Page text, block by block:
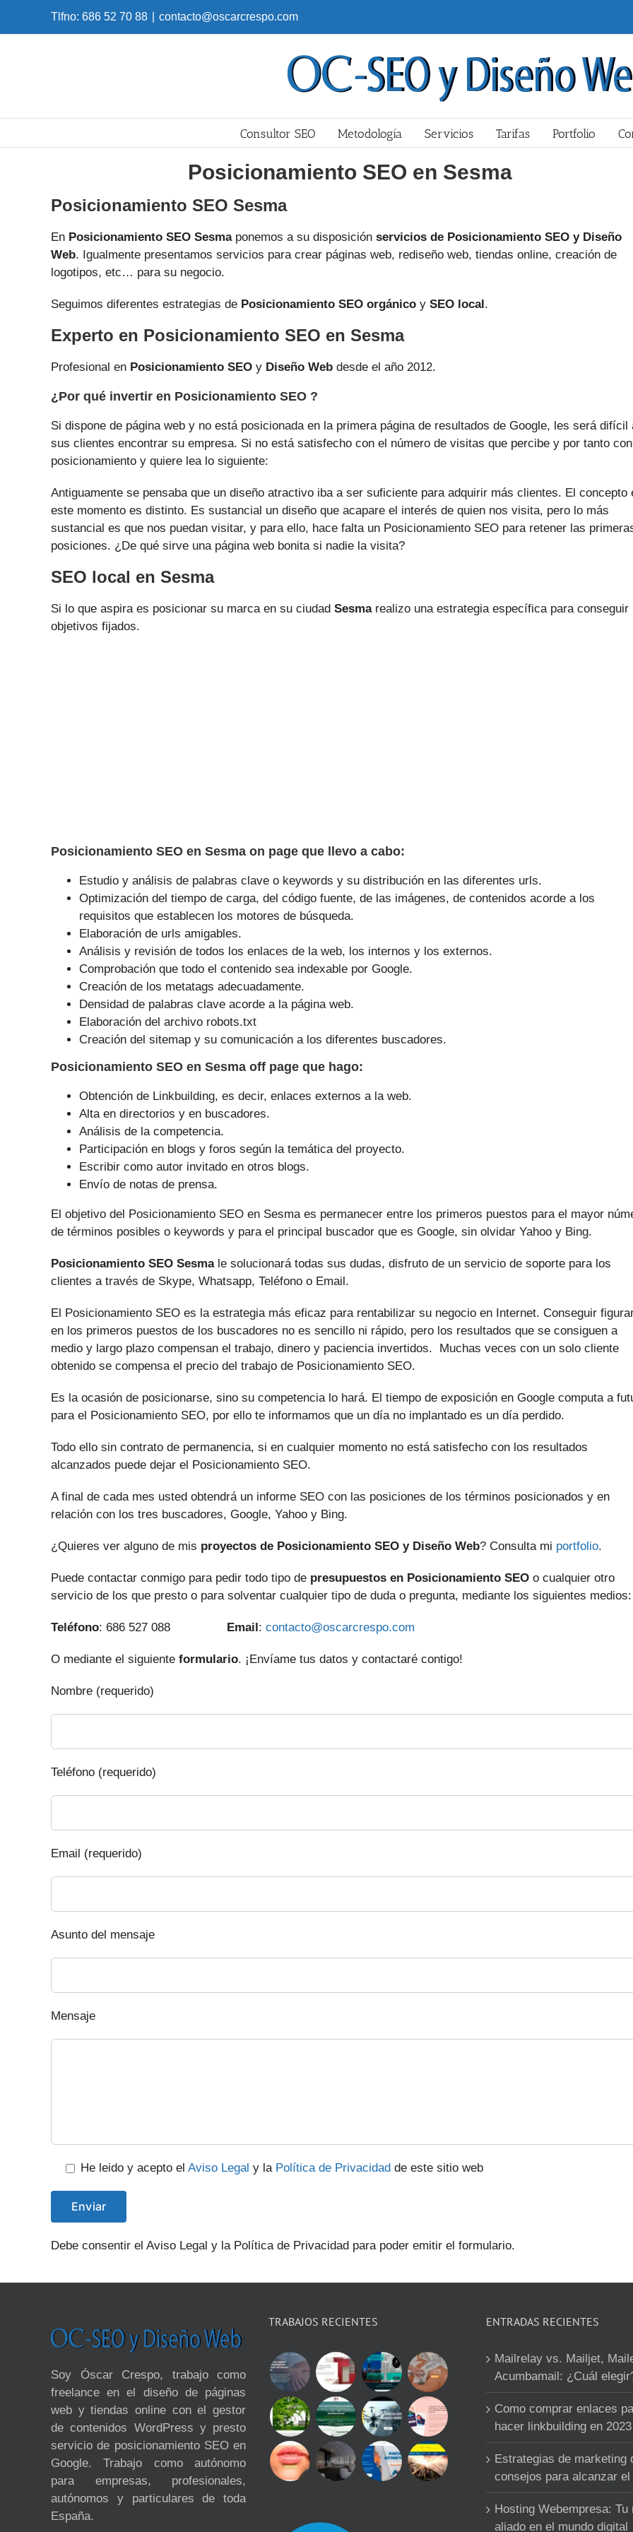
Tlfno: 686 52 70 88 contacto@oscarcrespo.com
Consultor SEO Metodología Servicios Tarifas Portfolio
Posicionamiento SEO en Sesma
Posicionamiento SEO Sesma
En Posicionamiento SEO Sesmaponemos a su disposición servicios de Posicionamiento SEO y Diseño
Web. Igualmente presentamos servicios para crear páginas web, rediseño web, tiendas online, creación de
logotipos, etc… para su negocio.
Seguimos diferentes estrategias de Posicionamiento SEO orgánico y SEO local.
Experto en Posicionamiento SEO en Sesma
Profesional en Posicionamiento SEO y Diseño Web desde el año 2012.
¿Por qué invertir en Posicionamiento SEO ?
Si dispone de página web y no está posicionada en la primera página de resultados de Google, les será difícil
sus clientes encontrar su empresa. Si no está satisfecho con el número de visitas que percibe y por tanto
posicionamiento y quiere lea lo siguiente:
Antiguamente se pensaba que un diseño atractivo iba a ser suficiente para adquirir más clientes. El concepto
este momento es distinto. Es sustancial un diseño que acapare el interés de quien nos visita, pero lo más
sustancial es que nos puedan visitar, y para ello, hace falta un Posicionamiento SEO para retener las
posiciones. ¿De qué sirve una página web bonita si nadie la visita?
SEO local en Sesma
Si lo que aspira es posicionar su marca en su ciudad Sesmarealizo una estrategia específica para conseguir
objetivos fijados.
Posicionamiento SEO en Sesma on page que llevo a cabo:
Estudio y análisis de palabras clave o keywords y su distribución en las diferentes urls.
Optimización del tiempo de carga, del código fuente, de las imágenes, de contenidos acorde a los
requisitos que establecen los motores de búsqueda.
Elaboración de urls amigables.
Análisis y revisión de todos los enlaces de la web, los internos y los externos.
Comprobación que todo el contenido sea indexable por Google.
Creación de los metatags adecuadamente.
Densidad de palabras clave acorde a la página web.
Elaboración del archivo robots.txt
Creación del sitemap y su comunicación a los diferentes buscadores.
Posicionamiento SEO en Sesma off page que hago:
Obtención de Linkbuilding, es decir, enlaces externos a la web.
Alta en directorios y en buscadores.
Análisis de la competencia.
Participación en blogs y foros según la temática del proyecto.
Escribir como autor invitado en otros blogs.
Envío de notas de prensa.
El objetivo del Posicionamiento SEO en Sesma es permanecer entre los primeros puestos para el mayor
de tér­minos posibles o keywords y para el principal buscador que es Google, sin olvidar Yahoo y Bing.
Posicionamiento SEO Sesmale solucionará todas sus dudas, disfruto de un servicio de soporte para los
clientes a través de Skype, Whatsapp, Teléfono o Email.
El Posicionamiento SEO es la estrategia más eficaz para rentabilizar su negocio en Internet. Conseguir
en los primeros puestos de los buscadores no es sencillo ni rápido, pero los resultados que se consiguen a
medio y largo plazo compensan el trabajo, dinero y paciencia invertidos. Muchas veces con un solo cliente
obtenido se compensa el precio del trabajo de Posicionamiento SEO.
Es la ocasión de posicionarse, sino su competencia lo hará. El tiempo de exposición en Google computa a
para el Posicionamiento SEO, por ello te informamos que un día no implantado es un día perdido.
Todo ello sin contrato de permanencia, si en cualquier momento no está satisfecho con los resultados
alcanzados puede dejar el Posicionamiento SEO.
A final de cada mes usted obtendrá un informe SEO con las posiciones de los términos posicionados y en
relación con los tres buscadores, Google, Yahoo y Bing.
¿Quieres ver alguno de mis proyectos de Posicionamiento SEO y Diseño Web? Consulta mi portfolio.
Puede contactar conmigo para pedir todo tipo de presupuestos en Posicionamiento SEO o cualquier otro
servicio de los que presto o para solventar cualquier tipo de duda o pregunta, mediante los siguientes medios:
Teléfono: 686 527 088 Email: contacto@oscarcrespo.com
O mediante el siguiente formulario. ¡Envíame tus datos y contactaré contigo!
Nombre (requerido)
Teléfono (requerido)
Email (requerido)
Asunto del mensaje
Mensaje
He leido y acepto el Aviso Legal y la Política de Privacidad de este sitio web
Debe consentir el Aviso Legal y la Política de Privacidad para poder emitir el formulario.
Soy Óscar Crespo, trabajo como
freelance en el diseño de páginas
web y tiendas online con el gestor
de contenidos WordPress y presto
servicio de posicionamiento SEO en
Google. Trabajo como autónomo
para empresas, profesionales,
autónomos y particulares de toda
España.
TRABAJOS RECIENTES ENTRADAS RECIENTES
Mailrelay vs. Mailjet,
Acumbamail: ¿Cuál
Como comprar enlaces
hacer linkbuilding en 2023
Estrategias de marketing
consejos para alcanzar
Hosting Webempresa: Tu
aliado en el mundo digital